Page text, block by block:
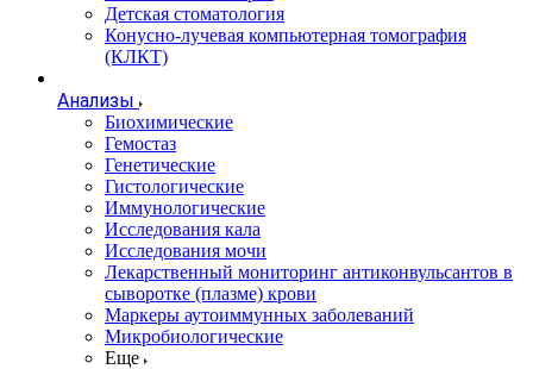
Детская стоматология
Конусно-лучевая компьютерная томография
(КЛКТ)
Анализы
Биохимические
Гемостаз
Генетические
Гистологические
Иммунологические
Исследования кала
Исследования мочи
Лекарственный мониторинг антиконвульсантов в
сыворотке (плазме) крови
Маркеры аутоиммунных заболеваний
Микробиологические
Еще